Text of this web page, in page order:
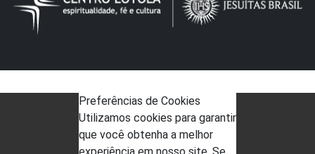
Preferências de Cookies
Utilizamos cookies para garantir
que você obtenha a melhor
experiência em nosso site. Se